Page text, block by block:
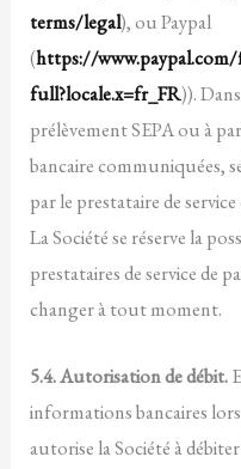
terms/legal), ou Paypal
(https://
full?locale.x=fr_FR)).
prélèvement SEPA ou à
bancaire communiquées,
par le prestataire de
La Société se réserve la
prestataires de service de
changer à tout moment.
5.4. Autorisation de débit.
informations bancaires
autorise la Société à